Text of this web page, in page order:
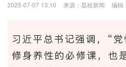
2025-07-07 13:10 来源：荔枝新闻 编辑